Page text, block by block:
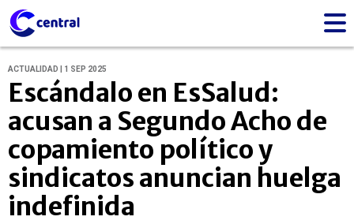
ACTUALIDAD | 1 SEP 2025
Escándalo en EsSalud:
acusan a Segundo Acho de
copamiento político y
sindicatos anuncian huelga
indefinida